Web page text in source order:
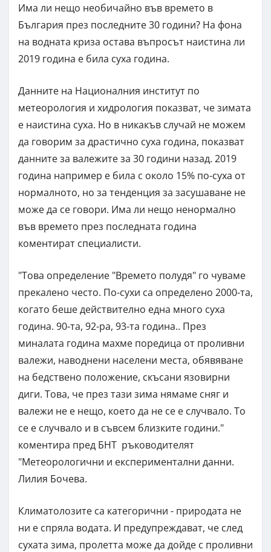
Има ли нещо необичайно във времето в
България през последните 30 години? На фона
на водната криза остава въпросът наистина ли
2019 година е била суха година.
Данните на Националния институт по
метеорология и хидрология показват, че зимата
е наистина суха. Но в никакъв случай не можем
да говорим за драстично суха година, показват
данните за валежите за 30 години назад. 2019
година например е била с около 15% по-суха от
нормалното, но за тенденция за засушаване не
може да се говори. Има ли нещо ненормално
във времето през последната година
коментират специалисти.
"Това определение "Времето полудя" го чуваме
прекалено често. По-сухи са определено 2000-та,
когато беше действително една много суха
година. 90-та, 92-ра, 93-та година.. През
миналата година махме поредица от проливни
валежи, наводнени населени места, обявяване
на бедствено положение, скъсани язовирни
диги. Това, че през тази зима нямаме сняг и
валежи не е нещо, което да не се е случвало. То
се е случвало и в съвсем близките години."
коментира пред БНТ ръководителят
"Метеорологични и експериментални данни.
Лилия Бочева.
Климатолозите са категорични - природата не
ни е спряла водата. И предупреждават, че след
сухата зима, пролетта може да дойде с проливни